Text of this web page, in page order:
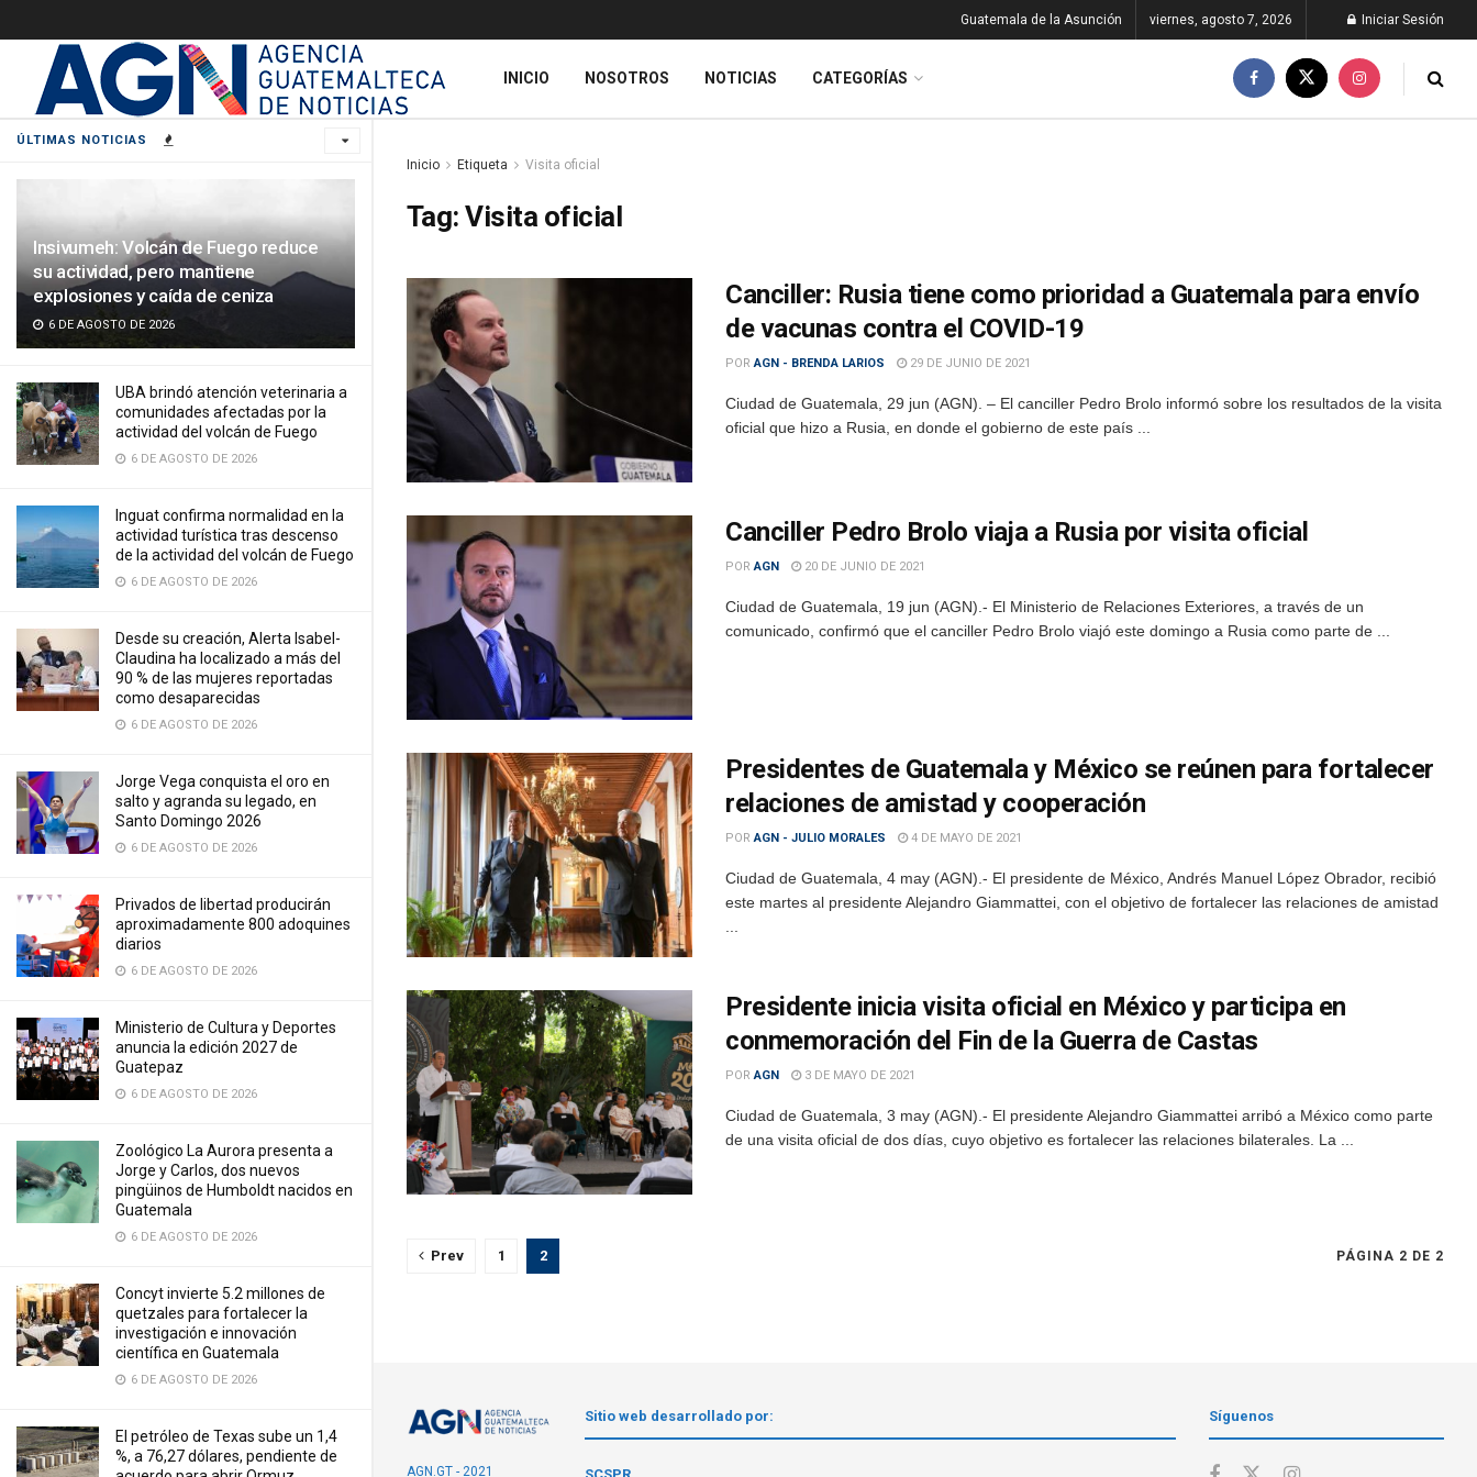
ÚLTIMAS NOTICIAS
Insivumeh: Volcán de Fuego reduce
su actividad, pero mantiene
explosiones y caída de ceniza
6 DE AGOSTO DE 2026
UBA brindó atención veterinaria a
comunidades afectadas por la
actividad del volcán de Fuego
6 DE AGOSTO DE 2026
Inguat confirma normalidad en la
actividad turística tras descenso
de la actividad del volcán de Fuego
6 DE AGOSTO DE 2026
Desde su creación, Alerta Isabel-
Claudina ha localizado a más del
90 % de las mujeres reportadas
como desaparecidas
6 DE AGOSTO DE 2026
Jorge Vega conquista el oro en
salto y agranda su legado, en
Santo Domingo 2026
6 DE AGOSTO DE 2026
Privados de libertad producirán
aproximadamente 800 adoquines
diarios
6 DE AGOSTO DE 2026
Ministerio de Cultura y Deportes
anuncia la edición 2027 de
Guatepaz
6 DE AGOSTO DE 2026
Zoológico La Aurora presenta a
Jorge y Carlos, dos nuevos
pingüinos de Humboldt nacidos en
Guatemala
6 DE AGOSTO DE 2026
Concyt invierte 5.2 millones de
quetzales para fortalecer la
investigación e innovación
científica en Guatemala
6 DE AGOSTO DE 2026
El petróleo de Texas sube un 1,4
%, a 76,27 dólares, pendiente de
Guatemala de la Asunción viernes, agosto 7, 2026 Iniciar Sesión
INICIO NOSOTROS NOTICIAS CATEGORÍAS
Inicio Etiqueta Visita oficial
Tag:Visita oficial
Canciller: Rusia tiene como prioridad a Guatemala para envío
de vacunas contra el COVID-19
POR AGN - BRENDA LARIOS 29 DE JUNIO DE 2021
Ciudad de Guatemala, 29 jun (AGN). – El canciller Pedro Brolo informó sobre los resultados de la visita
oficial que hizo a Rusia, en donde el gobierno de este país ...
Canciller Pedro Brolo viaja a Rusia por visita oficial
POR AGN 20 DE JUNIO DE 2021
Ciudad de Guatemala, 19 jun (AGN).- El Ministerio de Relaciones Exteriores, a través de un
comunicado, confirmó que el canciller Pedro Brolo viajó este domingo a Rusia como parte de ...
Presidentes de Guatemala y México se reúnen para fortalecer
relaciones de amistad y cooperación
POR AGN - JULIO MORALES 4 DE MAYO DE 2021
Ciudad de Guatemala, 4 may (AGN).- El presidente de México, Andrés Manuel López Obrador, recibió
este martes al presidente Alejandro Giammattei, con el objetivo de fortalecer las relaciones de amistad
Presidente inicia visita oficial en México y participa en
conmemoración del Fin de la Guerra de Castas
POR AGN 3 DE MAYO DE 2021
Ciudad de Guatemala, 3 may (AGN).- El presidente Alejandro Giammattei arribó a México como parte
de una visita oficial de dos días, cuyo objetivo es fortalecer las relaciones bilaterales. La ...
PÁGINA 2 DE 2
Prev 1 2
AGN.GT - 2021
Sitio web desarrollado por: Síguenos